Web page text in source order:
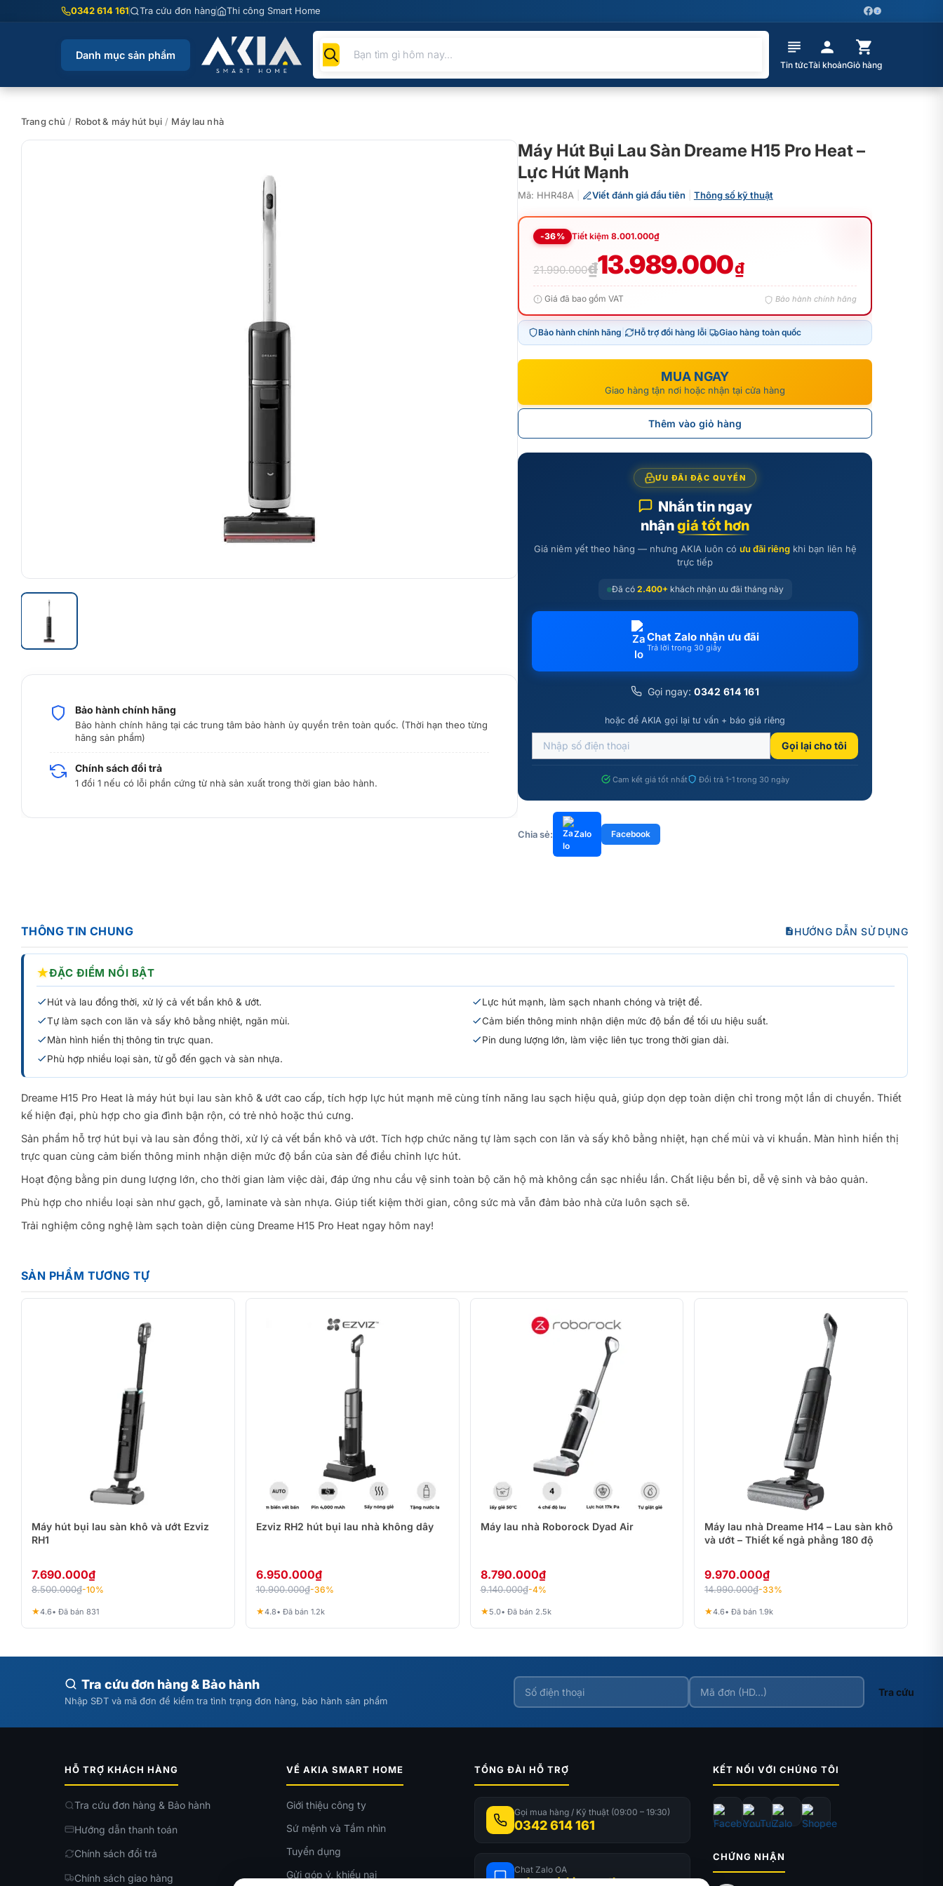
0342 614 161 Tra cứu đơn hàng Thi công Smart Home Z
Danh mục sản phẩm
Tìm
kiếm
sản
phẩm
Tin tứcTài khoảnGiỏ hàng
Trang chủ / Robot & máy hút bụi / Máy lau nhà
Bảo hành chính hãng
Bảo hành chính hãng tại các trung tâm bảo hành ủy quyền trên toàn quốc. (Thời hạn theo từng
hãng sản phẩm)
Chính sách đổi trả
1 đổi 1 nếu có lỗi phần cứng từ nhà sản xuất trong thời gian bảo hành.
Máy Hút Bụi Lau Sàn Dreame H15 Pro Heat –
Lực Hút Mạnh
Mã: HHR48A Viết đánh giá đầu tiên Thông số kỹ thuật
-36% Tiết kiệm8.001.000₫
21.990.000₫
Giá
gốc
là:
21.990.000₫.
13.989.000₫
Giá
hiện
tại
là:
13.989.000₫.
Giá đã bao gồm VAT Bảo hành chính hãng
Bảo hành chính hãng Hỗ trợ đổi hàng lỗi| Giao hàng toàn quốc
MUA NGAY
Giao hàng tận nơi hoặc nhận tại cửa hàng
Thêm vào giỏ hàng
ƯU ĐÃI ĐẶC QUYỀN
Nhắn tin ngay
nhậngiá tốt hơn
Giá niêm yết theo hãng — nhưng AKIA luôn có ưu đãi riêngkhi bạn liên hệ
trực tiếp
Đã có 2.400+ khách nhận ưu đãi tháng này
Chat Zalo nhận ưu đãi
Trả lời trong 30 giây
Gọi ngay:0342 614 161
hoặc để AKIA gọi lại tư vấn + báo giá riêng
Gọi lại cho tôi
Cam kết giá tốt nhất Đổi trả 1-1 trong 30 ngày
Chia sẻ: Zalo Facebook
THÔNG TIN CHUNG HƯỚNG DẪN SỬ DỤNG
★ĐẶC ĐIỂM NỔI BẬT
Hút và lau đồng thời, xử lý cả vết bẩn khô & ướt.
Lực hút mạnh, làm sạch nhanh chóng và triệt để.
Tự làm sạch con lăn và sấy khô bằng nhiệt, ngăn mùi.
Cảm biến thông minh nhận diện mức độ bẩn để tối ưu hiệu suất.
Màn hình hiển thị thông tin trực quan.
Pin dung lượng lớn, làm việc liên tục trong thời gian dài.
Phù hợp nhiều loại sàn, từ gỗ đến gạch và sàn nhựa.
Dreame H15 Pro Heat là máy hút bụi lau sàn khô & ướt cao cấp, tích hợp lực hút mạnh mẽ cùng tính năng lau sạch hiệu quả, giúp dọn dẹp toàn diện chỉ trong một lần di chuyển. Thiết
kế hiện đại, phù hợp cho gia đình bận rộn, có trẻ nhỏ hoặc thú cưng.
Sản phẩm hỗ trợ hút bụi và lau sàn đồng thời, xử lý cả vết bẩn khô và ướt. Tích hợp chức năng tự làm sạch con lăn và sấy khô bằng nhiệt, hạn chế mùi và vi khuẩn. Màn hình hiển thị
trực quan cùng cảm biến thông minh nhận diện mức độ bẩn của sàn để điều chỉnh lực hút.
Hoạt động bằng pin dung lượng lớn, cho thời gian làm việc dài, đáp ứng nhu cầu vệ sinh toàn bộ căn hộ mà không cần sạc nhiều lần. Chất liệu bền bỉ, dễ vệ sinh và bảo quản.
Phù hợp cho nhiều loại sàn như gạch, gỗ, laminate và sàn nhựa. Giúp tiết kiệm thời gian, công sức mà vẫn đảm bảo nhà cửa luôn sạch sẽ.
Trải nghiệm công nghệ làm sạch toàn diện cùng Dreame H15 Pro Heat ngay hôm nay!
SẢN PHẨM TƯƠNG TỰ
Máy hút bụi lau sàn khô và ướt Ezviz
RH1
7.690.000₫
8.500.000₫-10%
★4.6• Đã bán 831
Ezviz RH2 hút bụi lau nhà không dây
6.950.000₫
10.900.000₫-36%
★4.8• Đã bán 1.2k
Máy lau nhà Roborock Dyad Air
8.790.000₫
9.140.000₫-4%
★5.0• Đã bán 2.5k
Máy lau nhà Dreame H14 – Lau sàn khô
và ướt – Thiết kế ngả phẳng 180 độ
9.970.000₫
14.990.000₫-33%
★4.6• Đã bán 1.9k
Tra cứu đơn hàng & Bảo hành
Nhập SĐT và mã đơn để kiểm tra tình trạng đơn hàng, bảo hành sản phẩm
Tra cứu
HỖ TRỢ KHÁCH HÀNG
Tra cứu đơn hàng & Bảo hành
Hướng dẫn thanh toán
Chính sách đổi trả
Chính sách giao hàng
VỀ AKIA SMART HOME
Giới thiệu công ty
Sứ mệnh và Tầm nhìn
Tuyển dụng
Gửi góp ý, khiếu nại
TỔNG ĐÀI HỖ TRỢ
Gọi mua hàng / Kỹ thuật (09:00 – 19:30)
0342 614 161
Chat Zalo OA
zalo.me/akiasmarthome
KẾT NỐI VỚI CHÚNG TÔI
CHỨNG NHẬN